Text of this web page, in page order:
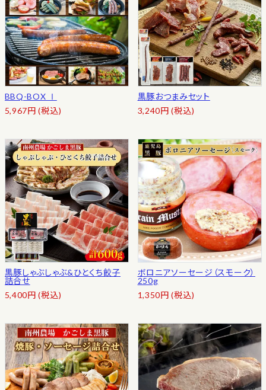
BBQ-BOX Ⅰ
5,967円(税込)
黒豚おつまみセット
3,240円(税込)
黒豚しゃぶしゃぶ&ひとくち餃子
詰合せ
5,400円(税込)
ボロニアソーセージ（スモーク）
250g
1,350円(税込)